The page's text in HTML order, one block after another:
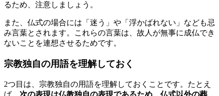
るため、注意しましょう。
また、仏式の場合には「迷う」や「浮かばれない」なども忌
み言葉とされます。これらの言葉は、故人が無事に成仏でき
ないことを連想させるためです。
宗教独自の用語を理解しておく
2つ目は、宗教独自の用語を理解しておくことです。たとえ
ば、 次の表現は仏教独自の表現であるため、仏式以外の葬